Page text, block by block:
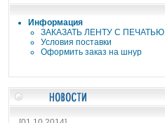
Информация
ЗАКАЗАТЬ ЛЕНТУ С ПЕЧАТЬЮ
Условия поставки
Оформить заказ на шнур